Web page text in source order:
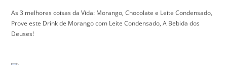
As 3 melhores coisas da Vida: Morango, Chocolate e Leite Condensado,
Prove este Drink de Morango com Leite Condensado, A Bebida dos
Deuses!